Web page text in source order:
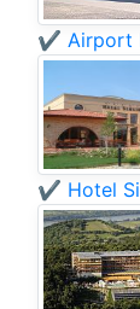
✔️ Airport
✔️ Hotel